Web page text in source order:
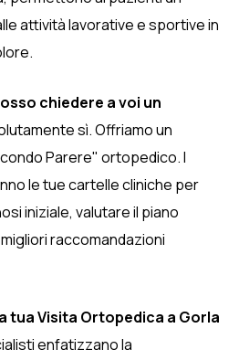
attività lavorative e sportive in
chiedere a voi un
sì. Offriamo un
Parere" ortopedico. I
le tue cartelle cliniche per
iniziale, valutare il piano
raccomandazioni
tua Visita Ortopedica a Gorla
enfatizzano la